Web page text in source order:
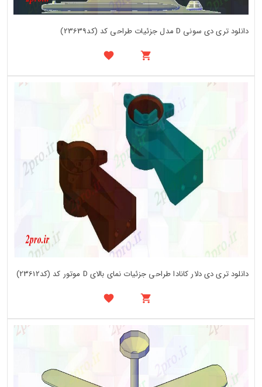
دانلود تری دی سونی D مدل جزئیات طراحی کد (کد23639)
دانلود تری دی دلار کانادا طراحی جزئیات نمای بالای D موتور کد (کد23612)